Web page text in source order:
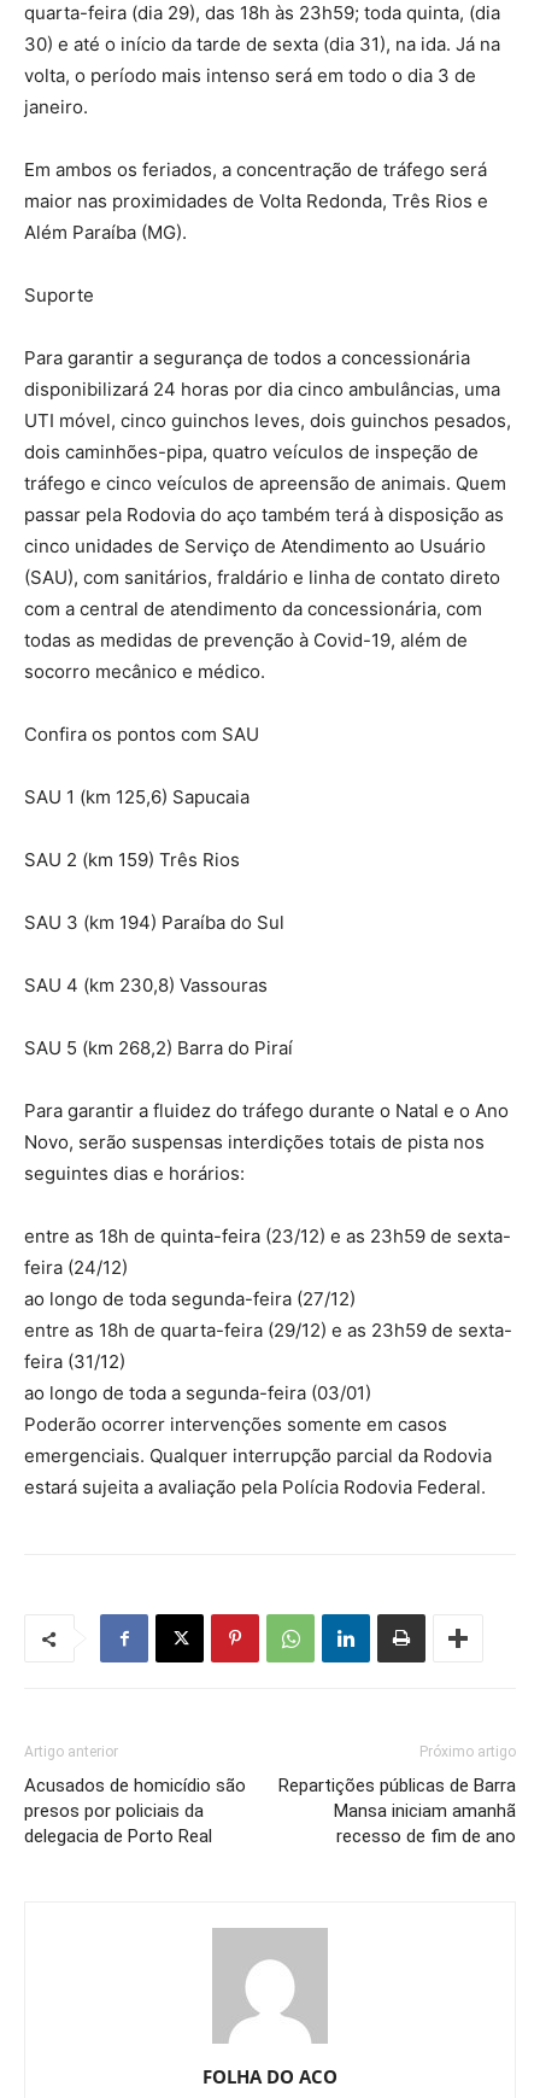
quarta-feira (dia 29), das 18h às 23h59; toda quinta, (dia
30) e até o início da tarde de sexta (dia 31), na ida. Já na
volta, o período mais intenso será em todo o dia 3 de
janeiro.
Em ambos os feriados, a concentração de tráfego será
maior nas proximidades de Volta Redonda, Três Rios e
Além Paraíba (MG).
Suporte
Para garantir a segurança de todos a concessionária
disponibilizará 24 horas por dia cinco ambulâncias, uma
UTI móvel, cinco guinchos leves, dois guinchos pesados,
dois caminhões-pipa, quatro veículos de inspeção de
tráfego e cinco veículos de apreensão de animais. Quem
passar pela Rodovia do aço também terá à disposição as
cinco unidades de Serviço de Atendimento ao Usuário
(SAU), com sanitários, fraldário e linha de contato direto
com a central de atendimento da concessionária, com
todas as medidas de prevenção à Covid-19, além de
socorro mecânico e médico.
Confira os pontos com SAU
SAU 1 (km 125,6) Sapucaia
SAU 2 (km 159) Três Rios
SAU 3 (km 194) Paraíba do Sul
SAU 4 (km 230,8) Vassouras
SAU 5 (km 268,2) Barra do Piraí
Para garantir a fluidez do tráfego durante o Natal e o Ano
Novo, serão suspensas interdições totais de pista nos
seguintes dias e horários:
entre as 18h de quinta-feira (23/12) e as 23h59 de sexta-
feira (24/12)
ao longo de toda segunda-feira (27/12)
entre as 18h de quarta-feira (29/12) e as 23h59 de sexta-
feira (31/12)
ao longo de toda a segunda-feira (03/01)
Poderão ocorrer intervenções somente em casos
emergenciais. Qualquer interrupção parcial da Rodovia
estará sujeita a avaliação pela Polícia Rodovia Federal.
Artigo anterior
Acusados de homicídio são
presos por policiais da
delegacia de Porto Real
Próximo artigo
Repartições públicas de Barra
Mansa iniciam amanhã
recesso de fim de ano
FOLHA DO ACO